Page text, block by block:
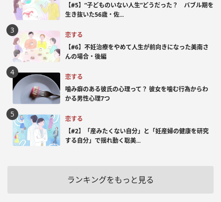
【#5】“子どものいない人生”どうだった？ バブル期を
生き抜いた56歳・佐...
恋する
【#6】不妊治療をやめて人生が前向きになった美南さ
んの場合・後編
恋する
噛み癖のある彼氏の心理って？ 彼女を噛む行為からわ
かる男性心理7つ
恋する
【#2】「産みたくない自分」と「妊産婦の健康を研究
する自分」で揺れ動く聡美...
ランキングをもっと見る